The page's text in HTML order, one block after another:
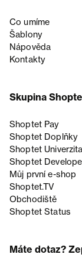
Co umíme
Šablony
Nápověda
Kontakty
Skupina
Shoptet Pay
Shoptet Doplňky
Shoptet Univerzita
Shoptet
Můj první e-shop
Shoptet.TV
Obchodiště
Shoptet Status
Máte dotaz?